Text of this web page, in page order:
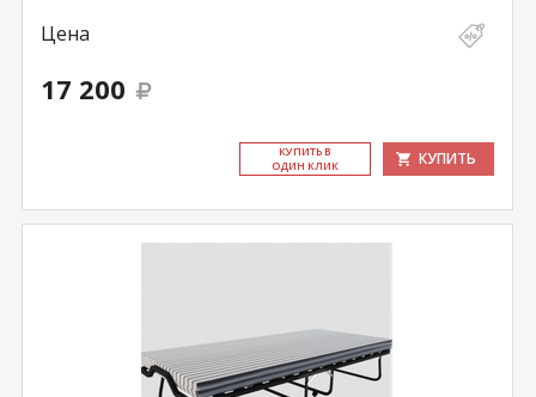
Цена
17 200
КУ­ПИТЬ В
ОДИН КЛИК
КУПИТЬ